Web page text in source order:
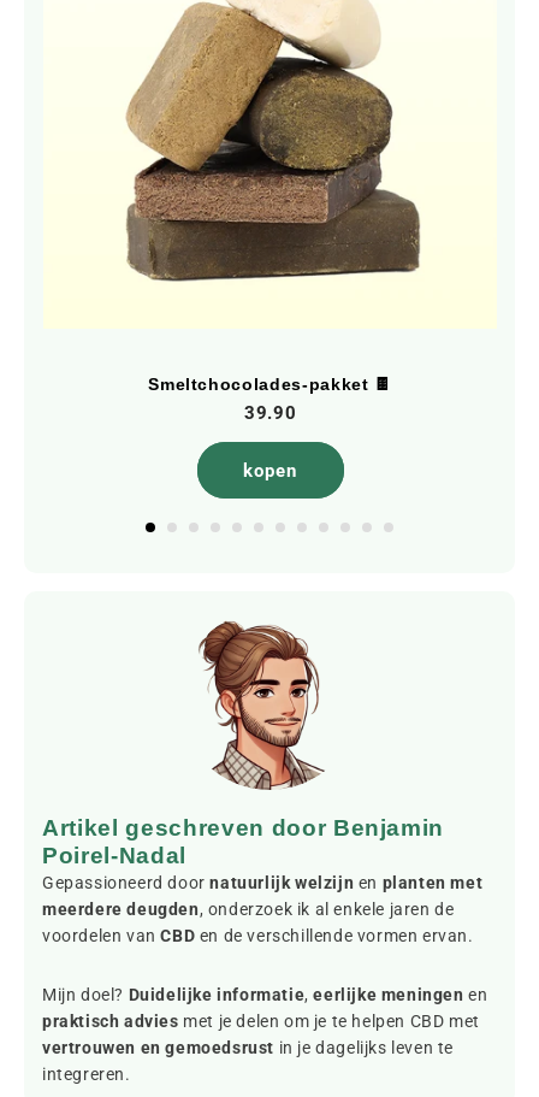
Smeltchocolades-pakket 🍫
39.90
kopen
Artikel geschreven door Benjamin
Poirel-Nadal
Gepassioneerd doornatuurlijk welzijn en planten met
meerdere deugden, onderzoek ik al enkele jaren de
voordelen vanCBD en de verschillende vormen ervan.
Mijn doel? Duidelijke informatie,eerlijke meningen en
praktisch advies met je delen om je te helpen CBD met
vertrouwen en gemoedsrust in je dagelijks leven te
integreren.